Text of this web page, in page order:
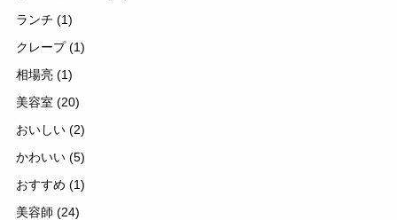
ランチ (1)
クレープ(1)
相場亮 (1)
美容室 (20)
おいしい (2)
かわいい (5)
おすすめ (1)
美容師 (24)